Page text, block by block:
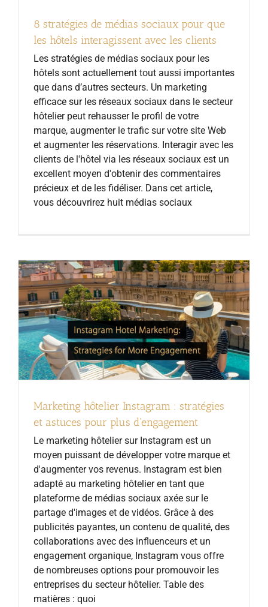
8 stratégies de médias sociaux pour que
les hôtels interagissent avec les clients
Les stratégies de médias sociaux pour les
hôtels sont actuellement tout aussi importantes
que dans d’autres secteurs. Un marketing
efficace sur les réseaux sociaux dans le secteur
hôtelier peut rehausser le profil de votre
marque, augmenter le trafic sur votre site Web
et augmenter les réservations. Interagir avec les
clients de l'hôtel via les réseaux sociaux est un
excellent moyen d'obtenir des commentaires
précieux et de les fidéliser. Dans cet article,
vous découvrirez huit médias sociaux
Marketing hôtelier Instagram : stratégies
et astuces pour plus d'engagement
Le marketing hôtelier sur Instagram est un
moyen puissant de développer votre marque et
d'augmenter vos revenus. Instagram est bien
adapté au marketing hôtelier en tant que
plateforme de médias sociaux axée sur le
partage d'images et de vidéos. Grâce à des
publicités payantes, un contenu de qualité, des
collaborations avec des influenceurs et un
engagement organique, Instagram vous offre
de nombreuses options pour promouvoir les
entreprises du secteur hôtelier. Table des
matières : quoi